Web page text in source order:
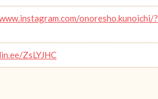
onoresho.kunoichi/?
ZsLYJHC